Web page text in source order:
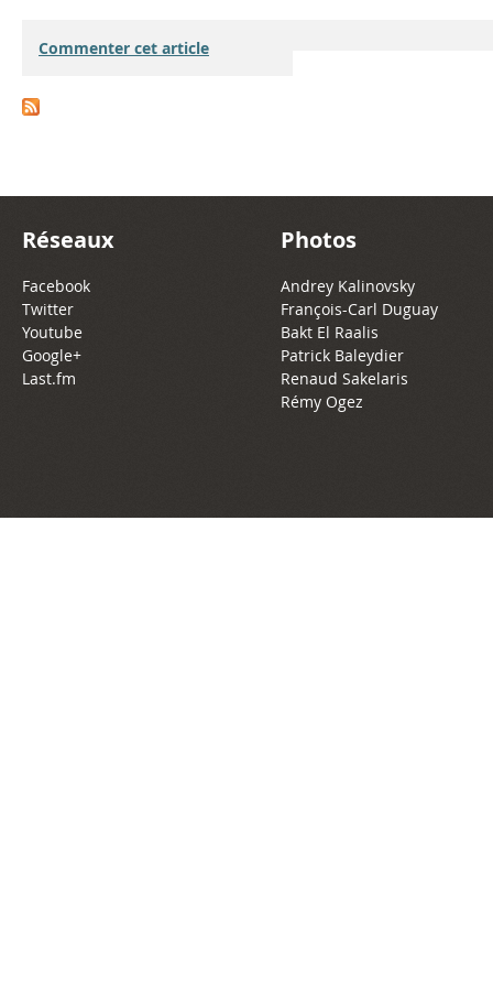
Commenter cet article
Réseaux
Facebook
Twitter
Youtube
Google+
Last.fm
Photos
Andrey Kalinovsky
François-Carl Duguay
Bakt El Raalis
Patrick Baleydier
Renaud Sakelaris
Rémy Ogez